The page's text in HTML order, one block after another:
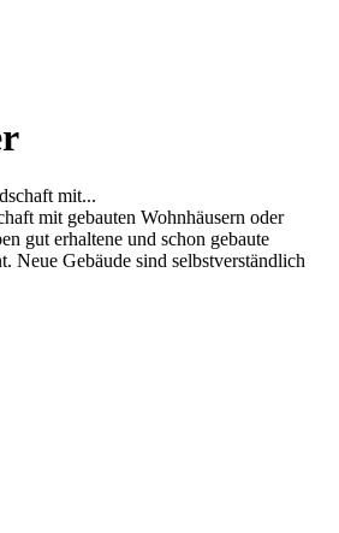
mit gebauten Wohnhäusern oder
gut erhaltene und schon gebaute
Neue Gebäude sind selbstverständlich